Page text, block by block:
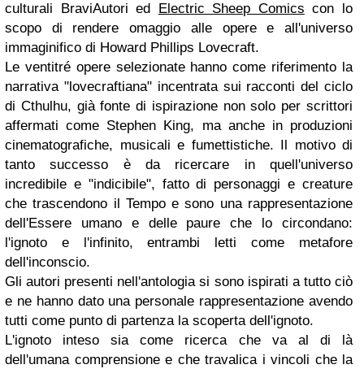
culturali BraviAutori ed
Electric Sheep Comics con lo
scopo di rendere omaggio alle opere e all'universo
immaginifico di Howard Phillips Lovecraft.
Le ventitré opere selezionate hanno come riferimento la
narrativa "lovecraftiana" incentrata sui racconti del ciclo
di Cthulhu, già fonte di ispirazione non solo per scrittori
affermati come Stephen King, ma anche in produzioni
cinematografiche, musicali e fumettistiche. Il motivo di
tanto successo è da ricercare in quell'universo
incredibile e "indicibile", fatto di personaggi e creature
che trascendono il Tempo e sono una rappresentazione
dell'Essere umano e delle paure che lo circondano:
l'ignoto e l'infinito, entrambi letti come metafore
dell'inconscio.
Gli autori presenti nell'antologia si sono ispirati a tutto ciò
e ne hanno dato una personale rappresentazione avendo
tutti come punto di partenza la scoperta dell'ignoto.
L'ignoto inteso sia come ricerca che va al di là
dell'umana comprensione e che travalica i vincoli che la